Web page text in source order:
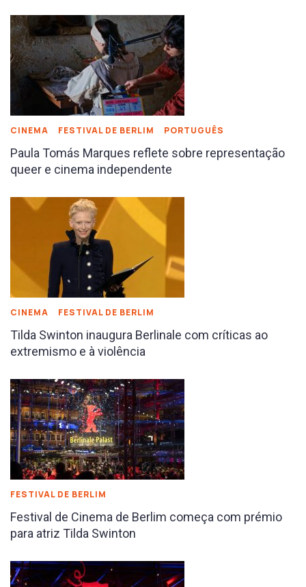
CINEMA FESTIVAL DE BERLIM PORTUGUÊS
Paula Tomás Marques reflete sobre representação
queer e cinema independente
CINEMA FESTIVAL DE BERLIM
Tilda Swinton inaugura Berlinale com críticas ao
extremismo e à violência
FESTIVAL DE BERLIM
Festival de Cinema de Berlim começa com prémio
para atriz Tilda Swinton